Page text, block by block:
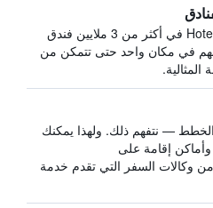
يبحث HotelsCombined في أكثر من 3 ملايين فندق
في مكان واحد حتى تتمكن من
المثالية.
الخطط — نتفهم ذلك. ولهذا يمكنك
إقامة على
HotelsCombined من وكالات السفر التي تقدم خدمة